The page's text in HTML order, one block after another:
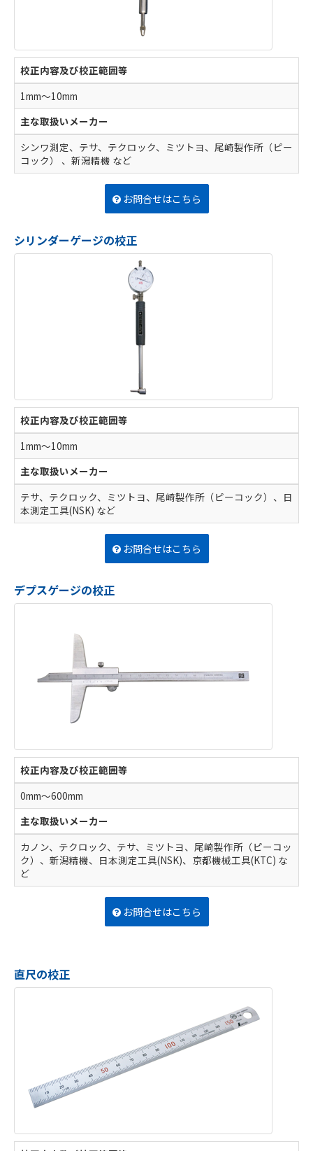
校正内容及び校正範囲等
1mm～10mm
主な取扱いメーカー
シンワ測定、テサ、テクロック、ミツトヨ、尾崎製作所（ピー
コック） 、新潟精機 など
お問合せはこちら
シリンダーゲージの校正
校正内容及び校正範囲等
1mm～10mm
主な取扱いメーカー
テサ、テクロック、ミツトヨ、尾崎製作所（ピーコック）、日
本測定工具(NSK) など
お問合せはこちら
デプスゲージの校正
校正内容及び校正範囲等
0mm～600mm
主な取扱いメーカー
カノン、テクロック、テサ、ミツトヨ、尾崎製作所（ピーコッ
ク）、新潟精機、日本測定工具(NSK)、京都機械工具(KTC) な
ど
お問合せはこちら
直尺の校正